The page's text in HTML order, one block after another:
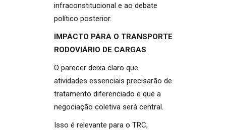
infraconstitucional e ao debate
político posterior.
IMPACTO PARA O TRANSPORTE
RODOVIÁRIO DE CARGAS
O parecer deixa claro que
atividades essenciais precisarão de
tratamento diferenciado e que a
negociação coletiva será central.
Isso é relevante para o TRC,